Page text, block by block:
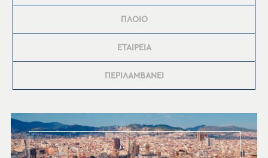
ΠΛΟΙΟ
ΕΤΑΙΡΕΙΑ
ΠΕΡΙΛΑΜΒΑΝΕΙ